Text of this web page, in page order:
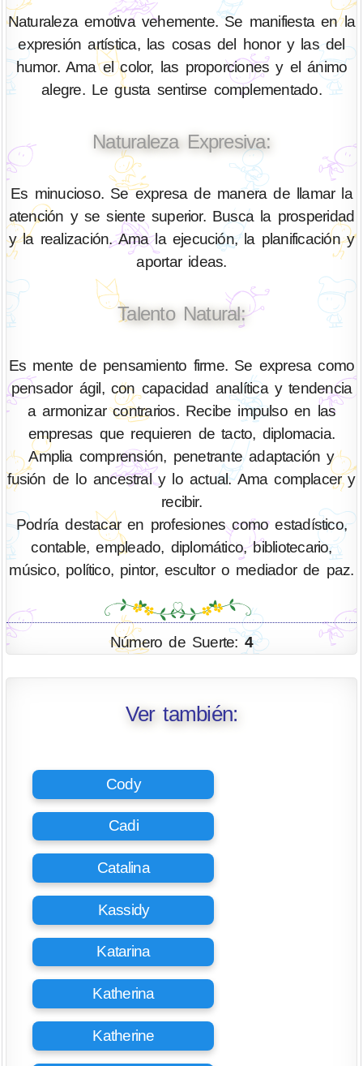
Naturaleza emotiva vehemente. Se manifiesta en la
expresión artística, las cosas del honor y las del
humor. Ama el color, las proporciones y el ánimo
alegre. Le gusta sentirse complementado.
Naturaleza Expresiva:
Es minucioso. Se expresa de manera de llamar la
atención y se siente superior. Busca la prosperidad
y la realización. Ama la ejecución, la planificación y
aportar ideas.
Talento Natural:
Es mente de pensamiento firme. Se expresa como
pensador ágil, con capacidad analítica y tendencia
a armonizar contrarios. Recibe impulso en las
empresas que requieren de tacto, diplomacia.
Amplia comprensión, penetrante adaptación y
fusión de lo ancestral y lo actual. Ama complacer y
recibir.
Podría destacar en profesiones como estadístico,
contable, empleado, diplomático, bibliotecario,
músico, político, pintor, escultor o mediador de paz.
Número de Suerte:4
Ver también:
Cody
Cadi
Catalina
Kassidy
Katarina
Katherina
Katherine